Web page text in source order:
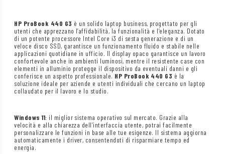
HP ProBook 440 G3 è un solido laptop business, progettato per gli
utenti che apprezzano l’affidabilità, la funzionalità e l’eleganza. Dotato
di un potente processore Intel Core i3 di sesta generazione e di un
veloce disco SSD, garantisce un funzionamento fluido e stabile nelle
applicazioni quotidiane in ufficio. Il display opaco garantisce un lavoro
confortevole anche in ambienti luminosi, mentre il resistente case con
elementi in alluminio protegge il dispositivo da eventuali danni e gli
conferisce un aspetto professionale. HP ProBook 440 G3 è la
soluzione ideale per aziende e utenti individuali che cercano un laptop
collaudato per il lavoro e lo studio.
Windows 11: il miglior sistema operativo sul mercato. Grazie alla
velocità e alla chiarezza dell’interfaccia utente, potrai facilmente
personalizzare le funzioni in base alle tue esigenze. Il sistema aggiorna
automaticamente i driver, consentendoti di risparmiare tempo ed
energia.